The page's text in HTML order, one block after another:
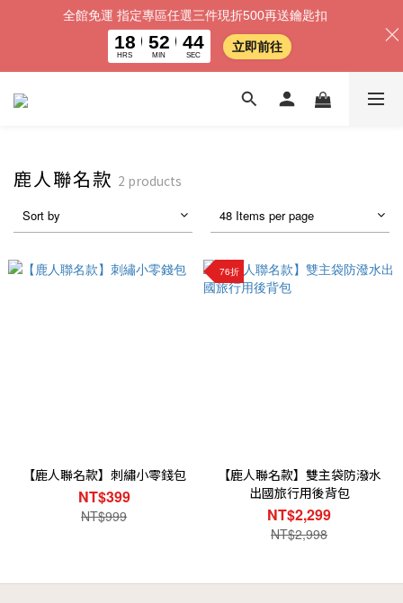
鹿人聯名款 2 products
Sort by 48 Items per page
【鹿人聯名款】刺繡小零錢包
NT$399
NT$999
76折
【鹿人聯名款】雙主袋防潑水
出國旅行用後背包
NT$2,299
NT$2,998
全館免運 指定專區任選三件現折500再送鑰匙扣
18
HRS
52
MIN
43
SEC
立即前往